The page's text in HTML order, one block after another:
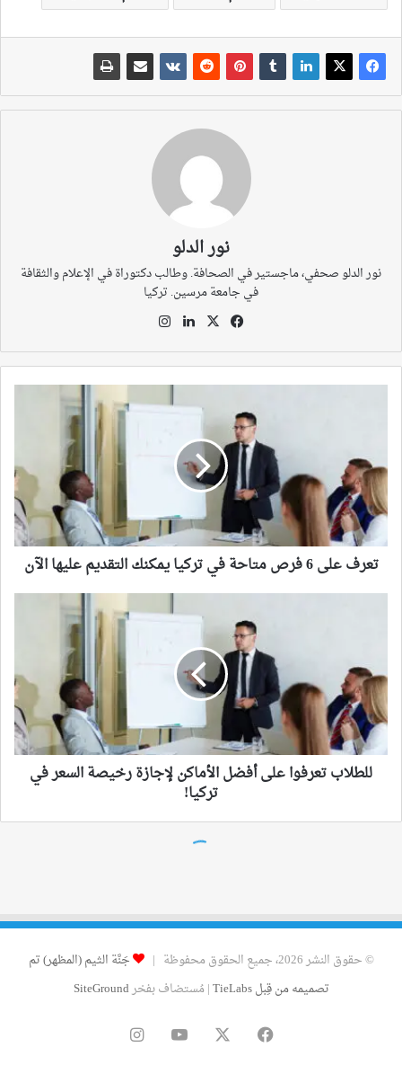
© حقوق النشر 2026، جميع الحقوق محفوظة |
جَنَّة الثيم (المظهر) تم
تصميمه من قِبل TieLabs
| مُستضاف بفخرSiteGround
فيسبوك ‫YouTubeانستقرام